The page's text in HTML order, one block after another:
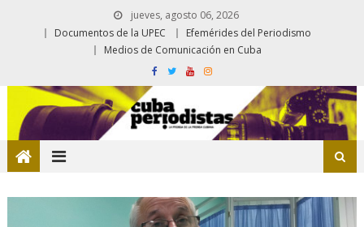
jueves, agosto 06, 2026
Documentos de la UPEC
Efemérides del Periodismo
Medios de Comunicación en Cuba